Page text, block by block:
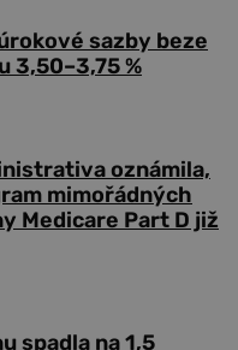
sazby beze
3,50–3,75 %
oznámila,
mimořádných
Medicare Part D již
spadla na 1,5